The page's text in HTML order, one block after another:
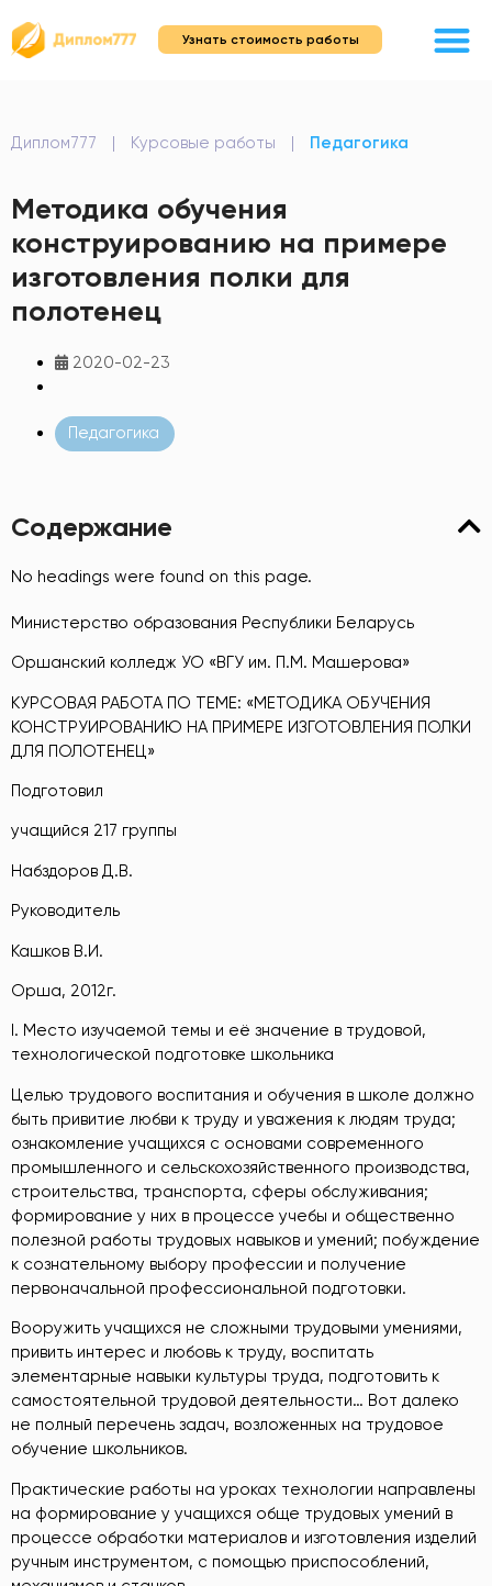
Узнать стоимость работы
Диплом777 | Курсовые работы | Педагогика
Методика обучения
конструированию на примере
изготовления полки для
полотенец
2020-02-23
Педагогика
Содержание
No headings were found on this page.
Министерство образования Республики Беларусь
Оршанский колледж УО «ВГУ им. П.М. Машерова»
КУРСОВАЯ РАБОТА ПО ТЕМЕ: «МЕТОДИКА ОБУЧЕНИЯ
КОНСТРУИРОВАНИЮ НА ПРИМЕРЕ ИЗГОТОВЛЕНИЯ ПОЛКИ
ДЛЯ ПОЛОТЕНЕЦ»
Подготовил
учащийся 217 группы
Набздоров Д.В.
Руководитель
Кашков В.И.
Орша, 2012г.
I. Место изучаемой темы и её значение в трудовой,
технологической подготовке школьника
Целью трудового воспитания и обучения в школе должно
быть привитие любви к труду и уважения к людям труда;
ознакомление учащихся с основами современного
промышленного и сельскохозяйственного производства,
строительства, транспорта, сферы обслуживания;
формирование у них в процессе учебы и общественно
полезной работы трудовых навыков и умений; побуждение
к сознательному выбору профессии и получение
первоначальной профессиональной подготовки.
Вооружить учащихся не сложными трудовыми умениями,
привить интерес и любовь к труду, воспитать
элементарные навыки культуры труда, подготовить к
самостоятельной трудовой деятельности… Вот далеко
не полный перечень задач, возложенных на трудовое
обучение школьников.
Практические работы на уроках технологии направлены
на формирование у учащихся обще трудовых умений в
процессе обработки материалов и изготовления изделий
ручным инструментом, с помощью приспособлений,